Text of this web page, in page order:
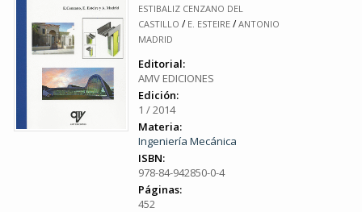
ESTIBALIZ CENZANO DEL
CASTILLO / E. ESTEIRE /ANTONIO
MADRID
Editorial:
AMV EDICIONES
Edición:
1 / 2014
Materia:
Ingeniería Mecánica
ISBN:
978-84-942850-0-4
Páginas:
452